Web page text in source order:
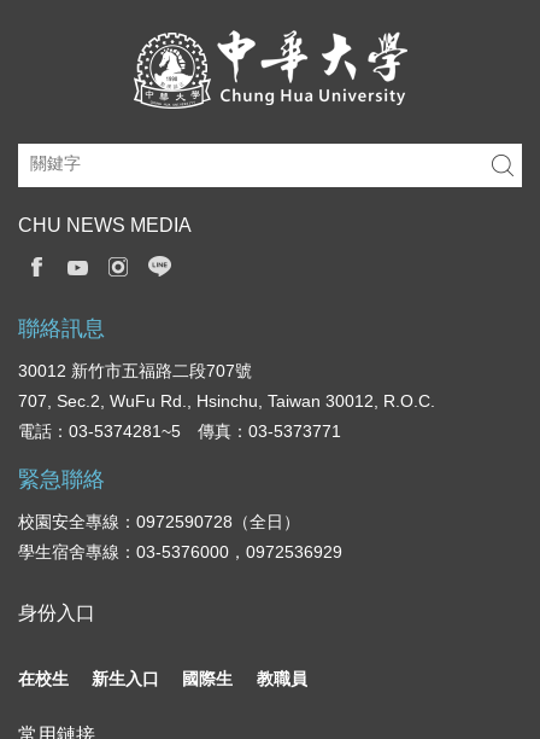
CHU NEWS MEDIA
聯絡訊息
30012 新竹市五福路二段707號
707, Sec.2, WuFu Rd., Hsinchu, Taiwan 30012, R.O.C.
電話：03-5374281~5 傳真：03-5373771
緊急聯絡
校園安全專線：0972590728（全日）
學生宿舍專線：03-5376000，0972536929
身份入口
在校生 新生入口 國際生 教職員
常用鏈接